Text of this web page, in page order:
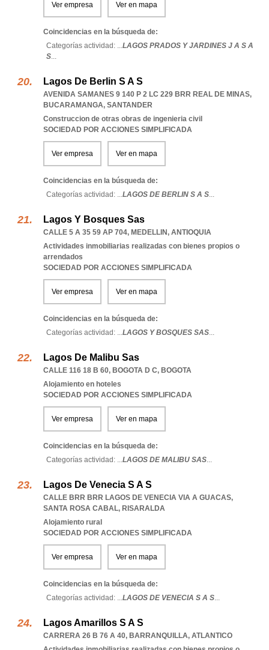
Ver empresa Ver en mapa
Coincidencias en la búsqueda de:
Categorías actividad: ...LAGOS PRADOS Y JARDINES J A S A
S...
Lagos De Berlin S A S
AVENIDA SAMANES 9 140 P 2 LC 229 BRR REAL DE MINAS,
BUCARAMANGA, SANTANDER
Construccion de otras obras de ingenieria civil
SOCIEDAD POR ACCIONES SIMPLIFICADA
Ver empresa Ver en mapa
Coincidencias en la búsqueda de:
Categorías actividad: ...LAGOS DE BERLIN S A S...
Lagos Y Bosques Sas
CALLE 5 A 35 59 AP 704, MEDELLIN, ANTIOQUIA
Actividades inmobiliarias realizadas con bienes propios o
arrendados
SOCIEDAD POR ACCIONES SIMPLIFICADA
Ver empresa Ver en mapa
Coincidencias en la búsqueda de:
Categorías actividad: ...LAGOS Y BOSQUES SAS...
Lagos De Malibu Sas
CALLE 116 18 B 60, BOGOTA D C, BOGOTA
Alojamiento en hoteles
SOCIEDAD POR ACCIONES SIMPLIFICADA
Ver empresa Ver en mapa
Coincidencias en la búsqueda de:
Categorías actividad: ...LAGOS DE MALIBU SAS...
Lagos De Venecia S A S
CALLE BRR BRR LAGOS DE VENECIA VIA A GUACAS,
SANTA ROSA CABAL, RISARALDA
Alojamiento rural
SOCIEDAD POR ACCIONES SIMPLIFICADA
Ver empresa Ver en mapa
Coincidencias en la búsqueda de:
Categorías actividad: ...LAGOS DE VENECIA S A S...
Lagos Amarillos S A S
CARRERA 26 B 76 A 40, BARRANQUILLA, ATLANTICO